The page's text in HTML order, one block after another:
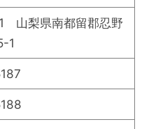
山梨県南都留郡忍野
1